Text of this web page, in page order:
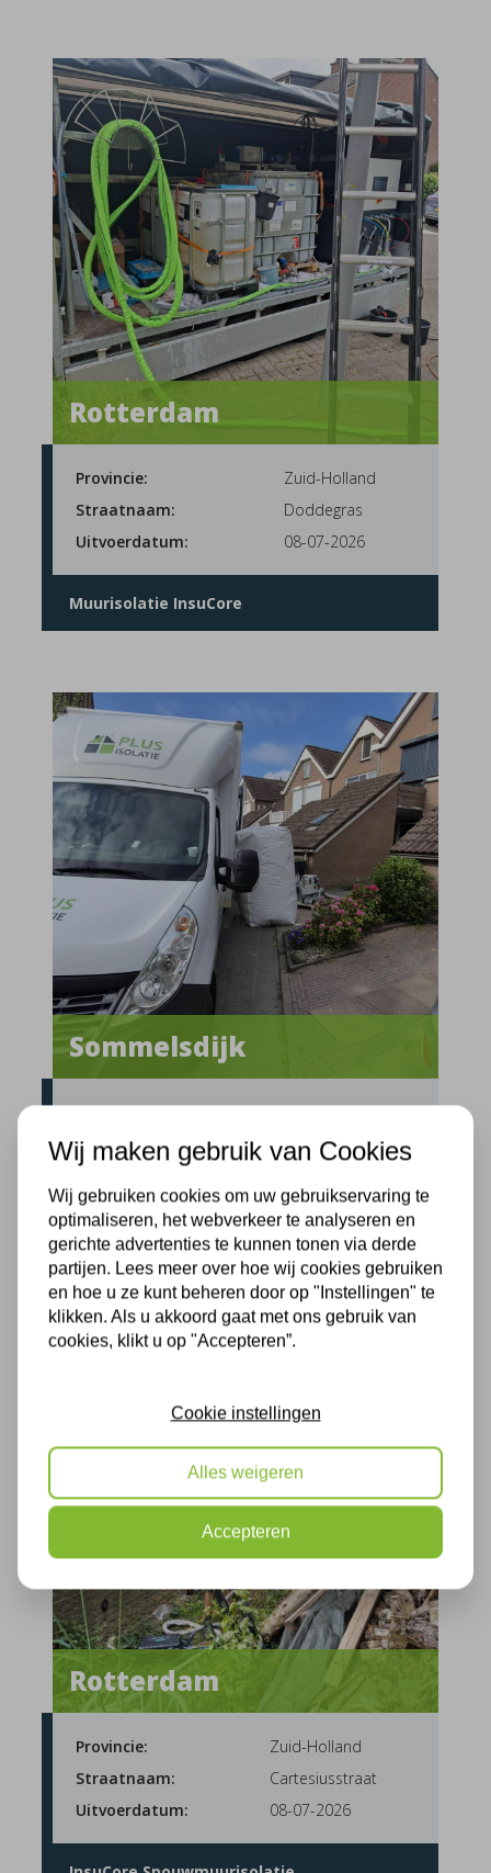
Rotterdam
Provincie:
Zuid-Holland
Straatnaam:
Doddegras
Uitvoerdatum:
08-07-2026
Muurisolatie InsuCore
Sommelsdijk
Provincie:
Zuid-Holland
Straatnaam:
Koolmees
Kruipruimte isoleren met bodemparels
Rotterdam
Provincie:
Zuid-Holland
Straatnaam:
Cartesiusstraat
Uitvoerdatum:
08-07-2026
Wij maken gebruik van Cookies
Wij gebruiken cookies om uw gebruikservaring te
optimaliseren, het webverkeer te analyseren en
gerichte advertenties te kunnen tonen via derde
partijen. Lees meer over hoe wij cookies gebruiken
en hoe u ze kunt beheren door op "Instellingen" te
klikken. Als u akkoord gaat met ons gebruik van
cookies, klikt u op "Accepteren”.
Cookie instellingen
Alles weigeren
Accepteren